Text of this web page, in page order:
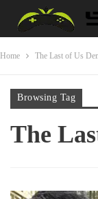
Home The Last of Us
Browsing Tag
The